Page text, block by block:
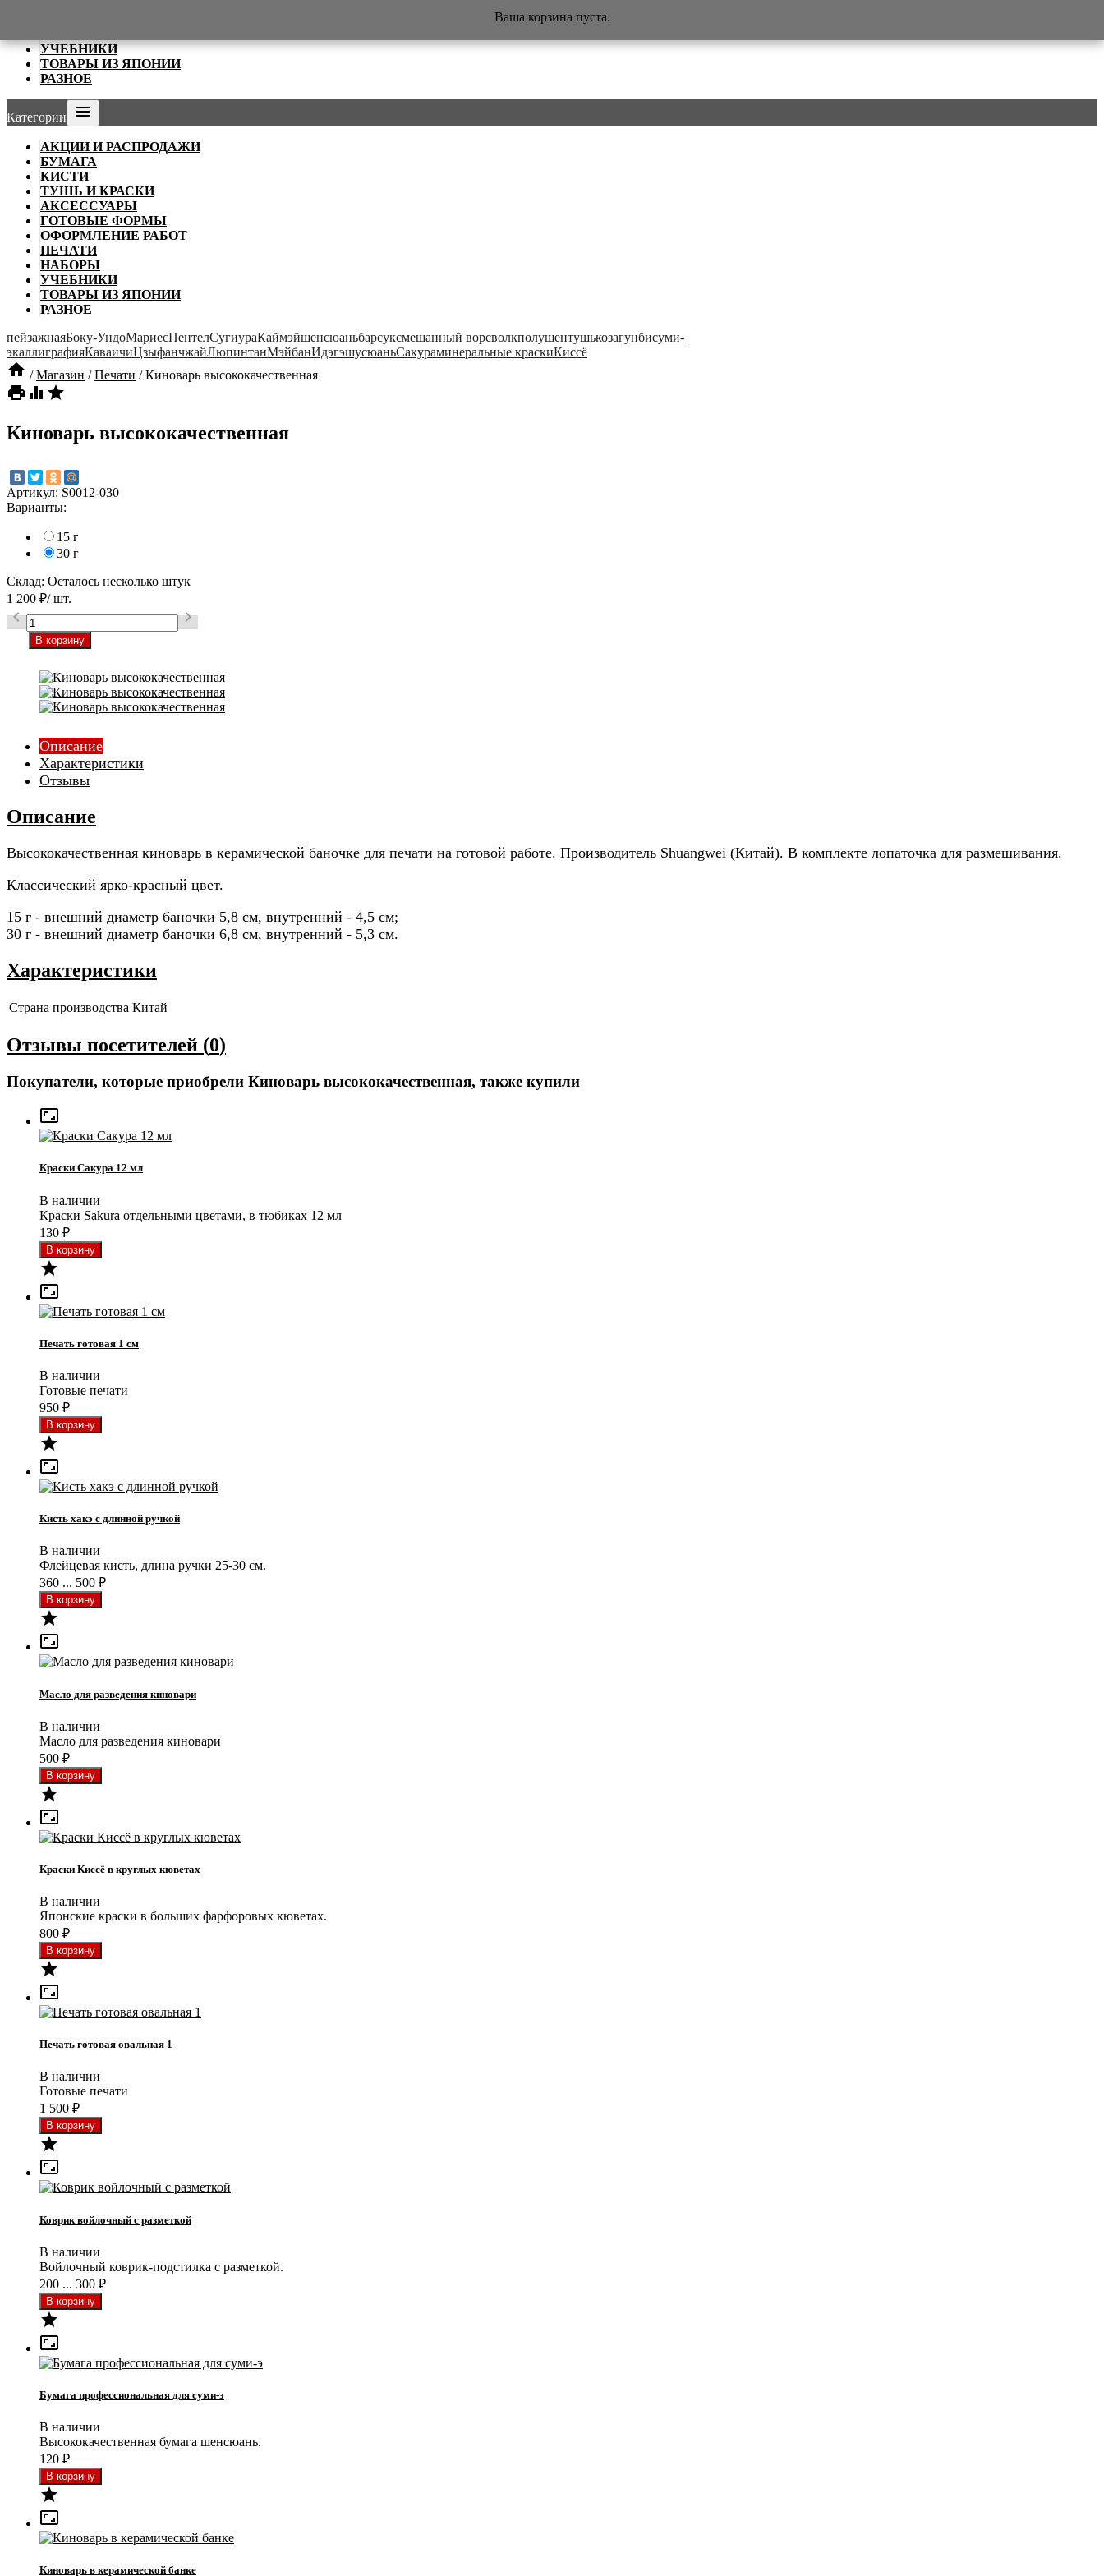
УЧЕБНИКИ
ТОВАРЫ ИЗ ЯПОНИИ
РАЗНОЕ
Категории 
АКЦИИ И РАСПРОДАЖИ
БУМАГА
КИСТИ
ТУШЬ И КРАСКИ
АКСЕССУАРЫ
ГОТОВЫЕ ФОРМЫ
ОФОРМЛЕНИЕ РАБОТ
ПЕЧАТИ
НАБОРЫ
УЧЕБНИКИ
ТОВАРЫ ИЗ ЯПОНИИ
РАЗНОЕ
пейзажнаяБоку-УндоМариесПентелСугиураКаймэйшенсюаньбарсуксмешанный ворсволкполушентушькозагунбисуми-
экаллиграфияКаваичиЦзыфанчжайЛюпинтанМэйбанИдэгэшусюаньСакураминеральные краскиКиссё
 / Магазин / Печати /Киноварь высококачественная
  
Киноварь высококачественная
Артикул: S0012-030
Варианты:
15 г
30 г
Склад: Осталось несколько штук
1 200 ₽/ шт.
 
Описание
Характеристики
Отзывы
Описание
Высококачественная киноварь в керамической баночке для печати на готовой работе. Производитель Shuangwei (Китай). В комплекте лопаточка для размешивания.
Классический ярко-красный цвет.
15 г - внешний диаметр баночки 5,8 см, внутренний - 4,5 см;
30 г - внешний диаметр баночки 6,8 см, внутренний - 5,3 см.
Характеристики
Страна производства Китай
Отзывы посетителей (0)
Покупатели, которые приобрели Киноварь высококачественная, также купили

Краски Сакура 12 мл
В наличии
Краски Sakura отдельными цветами, в тюбиках 12 мл
130 ₽


Печать готовая 1 см
В наличии
Готовые печати
950 ₽


Кисть хакэ с длинной ручкой
В наличии
Флейцевая кисть, длина ручки 25-30 см.
360 ... 500 ₽


Масло для разведения киновари
В наличии
Масло для разведения киновари
500 ₽


Краски Киссё в круглых кюветах
В наличии
Японские краски в больших фарфоровых кюветах.
800 ₽


Печать готовая овальная 1
В наличии
Готовые печати
1 500 ₽


Коврик войлочный с разметкой
В наличии
Войлочный коврик-подстилка с разметкой.
200 ... 300 ₽


Бумага профессиональная для суми-э
В наличии
Высококачественная бумага шенсюань.
120 ₽


Киноварь в керамической банке
Ваша корзина пуста.